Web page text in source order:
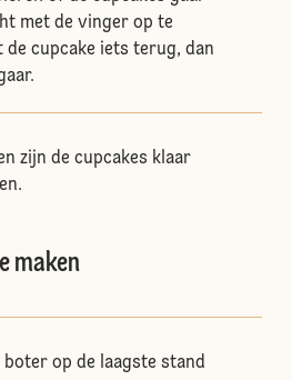
met de vinger op te
de cupcake iets terug, dan
zijn de cupcakes klaar
maken
boter op de laagste stand